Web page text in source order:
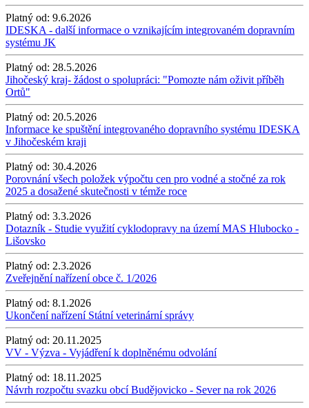
Platný od: 9.6.2026
IDESKA - další informace o vznikajícím integrovaném dopravním
systému JK
Platný od: 28.5.2026
Jihočeský kraj- žádost o spolupráci: "Pomozte nám oživit příběh
Ortů"
Platný od: 20.5.2026
Informace ke spuštění integrovaného dopravního systému IDESKA
v Jihočeském kraji
Platný od: 30.4.2026
Porovnání všech položek výpočtu cen pro vodné a stočné za rok
2025 a dosažené skutečnosti v témže roce
Platný od: 3.3.2026
Dotazník - Studie využití cyklodopravy na území MAS Hlubocko -
Lišovsko
Platný od: 2.3.2026
Zveřejnění nařízení obce č. 1/2026
Platný od: 8.1.2026
Ukončení nařízení Státní veterinární správy
Platný od: 20.11.2025
VV - Výzva - Vyjádření k doplněnému odvolání
Platný od: 18.11.2025
Návrh rozpočtu svazku obcí Budějovicko - Sever na rok 2026